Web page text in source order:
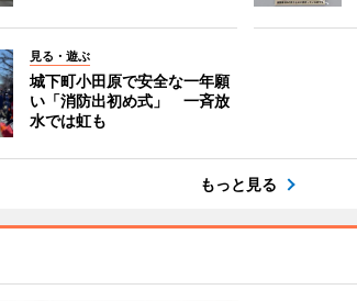
見る・遊ぶ
城下町小田原で安全な一年願
い「消防出初め式」 一斉放
水では虹も
もっと見る